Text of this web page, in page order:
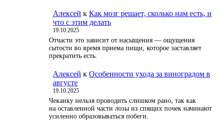
Алексей к Как мозг решает, сколько нам есть, и
что с этим делать
19.10.2025
Отчасти это зависит от насыщения — ощущения
сытости во время приема пищи, которое заставляет
прекратить есть.
Алексей к Особенности ухода за виноградом в
августе
19.10.2025
Чеканку нельзя проводить слишком рано, так как
на оставленной части лозы из спящих почек начинают
усиленно образовываться побеги.